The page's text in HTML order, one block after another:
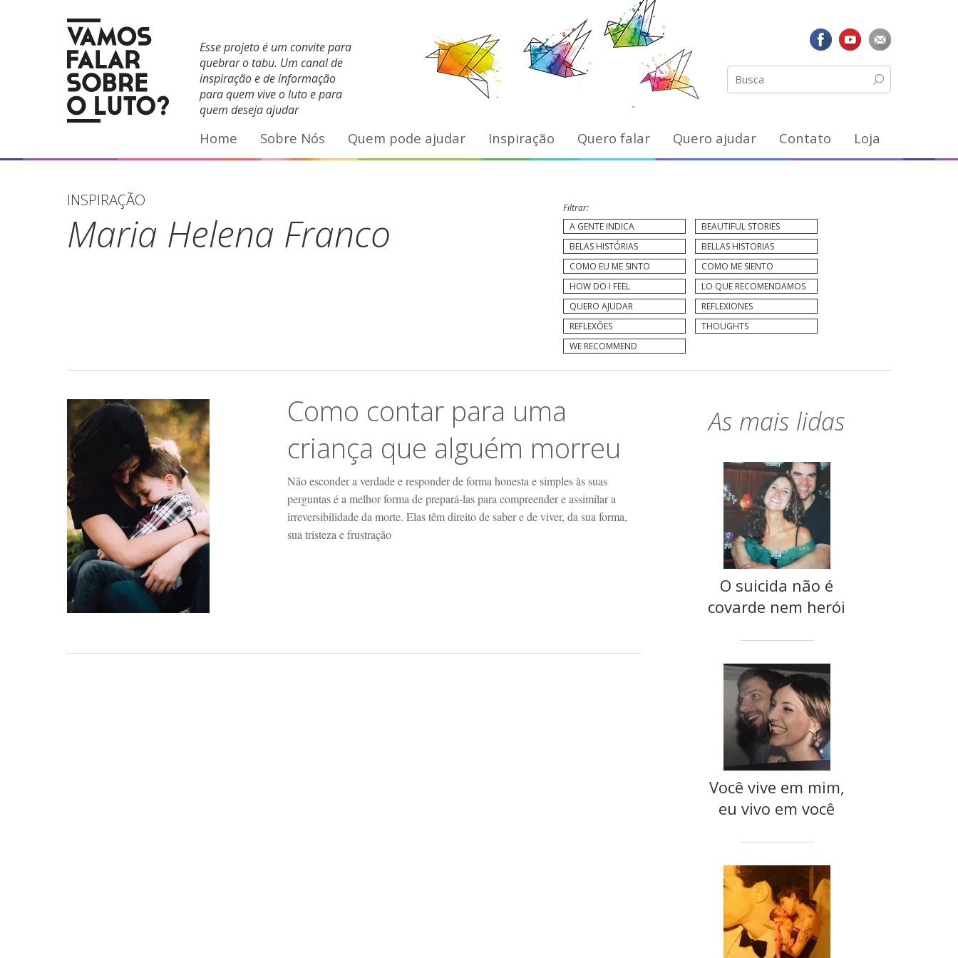
Esse projeto é um convite para
quebrar o tabu. Um canal de
inspiração e de informação
para quem vive o luto e para
quem deseja ajudar
FacebookYouTube
Home Sobre Nós Quem pode ajudar Inspiração Quero falar Quero ajudar Contato Loja
INSPIRAÇÃO
Maria Helena Franco
Filtrar:
A GENTE INDICA
BEAUTIFUL STORIES
BELAS HISTÓRIAS
BELLAS HISTORIAS
COMO EU ME SINTO
COMO ME SIENTO
HOW DO I FEEL
LO QUE RECOMENDAMOS
QUERO AJUDAR
REFLEXIONES
REFLEXÕES
THOUGHTS
WE RECOMMEND
Como contar para uma
criança que alguém morreu
Não esconder a verdade e responder de forma honesta e simples às suas
perguntas é a melhor forma de prepará-las para compreender e assimilar a
irreversibilidade da morte. Elas têm direito de saber e de viver, da sua forma,
sua tristeza e frustração
As mais lidas
O suicida não é
covarde nem herói
Você vive em mim,
eu vivo em você